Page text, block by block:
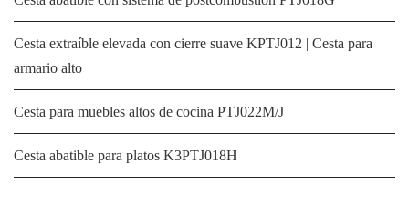
Cesta extraíble elevada con cierre suave KPTJ012 | Cesta para
armario alto
Cesta para muebles altos de cocina PTJ022M/J
Cesta abatible para platos K3PTJ018H